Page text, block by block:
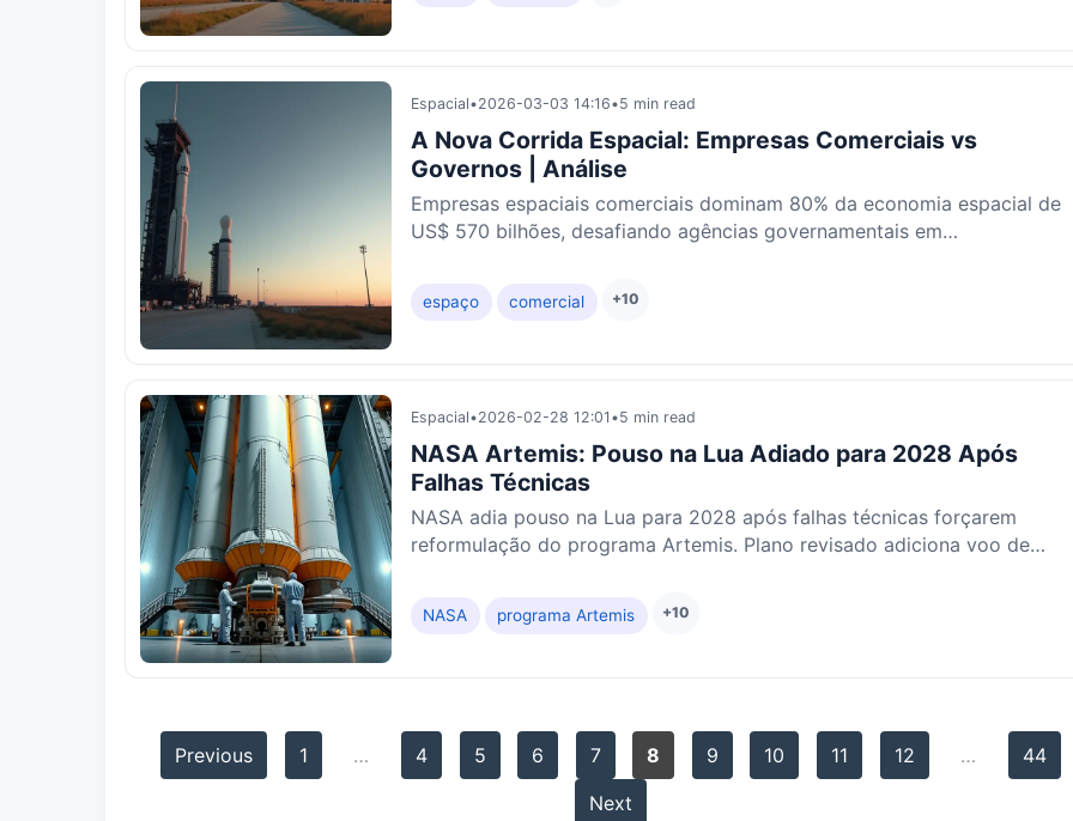
Espacial•2026-03-03 14:16•5 min read
A Nova Corrida Espacial: Empresas Comerciais vs
Governos | Análise
Empresas espaciais comerciais dominam 80% da economia espacial de
US$ 570 bilhões, desafiando agências governamentais em
espaço comercial +10
Espacial•2026-02-28 12:01 •5 min read
NASA Artemis: Pouso na Lua Adiado para 2028 Após
Falhas Técnicas
NASA adia pouso na Lua para 2028 após falhas técnicas forçarem
reformulação do programa Artemis. Plano revisado adiciona voo de
NASA programa Artemis +10
Previous 1 … 4 5 6 7 8 9 10 11 12 …
44
Next